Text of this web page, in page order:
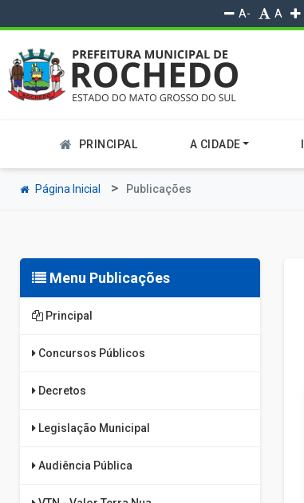
A- A
PRINCIPAL A CIDADE
Página Inicial Publicações
Menu Publicações
Principal
Concursos Públicos
Decretos
Legislação Municipal
Audiência Pública